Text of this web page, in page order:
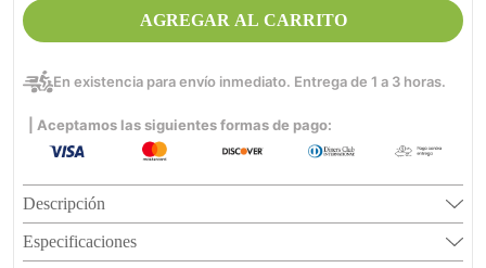
AGREGAR AL CARRITO
En existencia para envío inmediato. Entrega de 1 a 3 horas.
| Aceptamos las siguientes formas de pago:
Descripción
Especificaciones